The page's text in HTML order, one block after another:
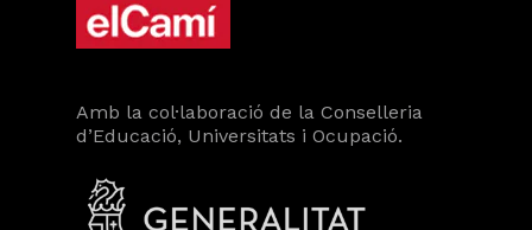
Amb la col·laboració de la Conselleria
d’Educació, Universitats i Ocupació.